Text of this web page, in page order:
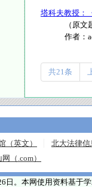
塔科夫教授：
（原
作者：
共21条
（英文）
北大法律信
（.com）
日。本网使用资料基于